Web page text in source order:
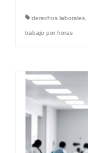
derechos laborales
trabajo por horas